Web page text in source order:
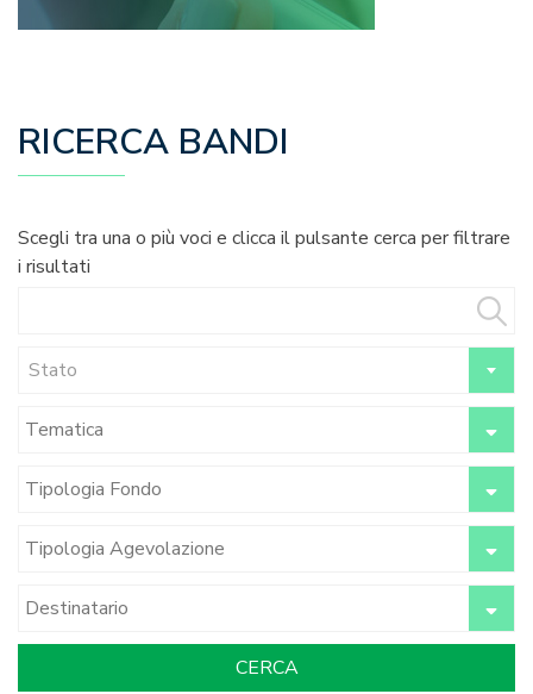
RICERCA BANDI
Scegli tra una o più voci e clicca il pulsante cerca per filtrare
i risultati
Stato